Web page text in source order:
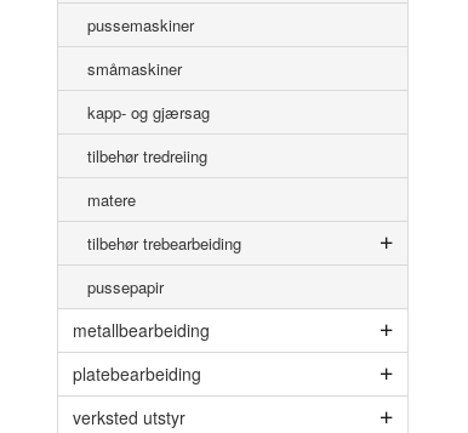
pussemaskiner
småmaskiner
kapp- og gjærsag
tilbehør tredreiing
matere
tilbehør trebearbeiding
pussepapir
metallbearbeiding
platebearbeiding
verksted utstyr